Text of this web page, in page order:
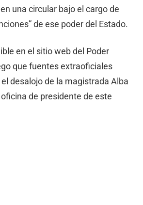
una circular bajo el cargo de
de ese poder del Estado.
en el sitio web del Poder
que fuentes extraoficiales
desalojo de la magistrada Alba
de presidente de este